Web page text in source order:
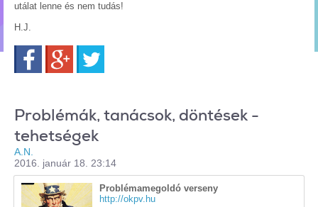
utálat lenne és nem tudás!
H.J.
FacebookGoogle+
Problémák, tanácsok, döntések -
tehetségek
A.N.
2016. január 18. 23:14
Problémamegoldó verseny
http://okpv.hu